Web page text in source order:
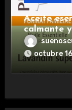
Aceite
calmante
octubre